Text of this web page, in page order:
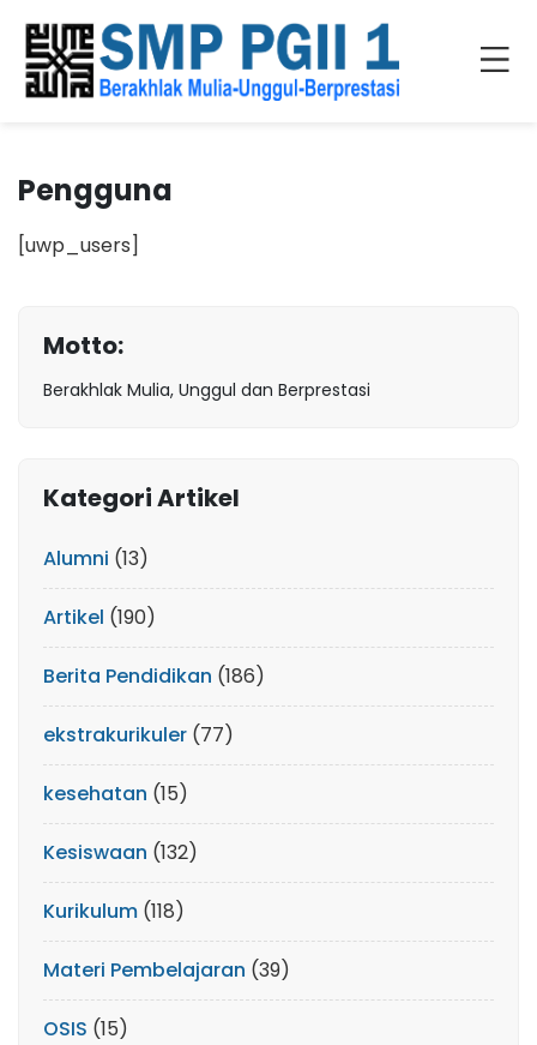
Pengguna
[uwp_users]
Motto:
Berakhlak Mulia, Unggul dan Berprestasi
Kategori Artikel
Alumni (13)
Artikel (190)
Berita Pendidikan (186)
ekstrakurikuler (77)
kesehatan (15)
Kesiswaan (132)
Kurikulum (118)
Materi Pembelajaran (39)
OSIS (15)